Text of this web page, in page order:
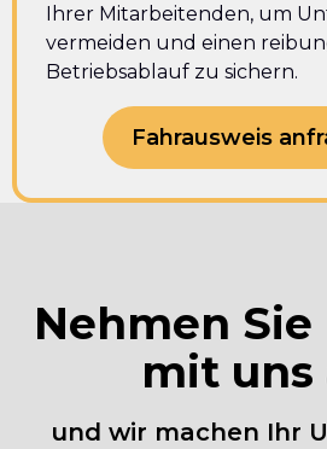
Ihrer Mitarbeitenden, um
vermeiden und einen
Betriebsablauf zu sichern.
Fahrausweis
Nehmen Sie
mit uns
und wir machen Ihr